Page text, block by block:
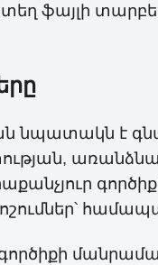
ֆայլի
նպատակն է